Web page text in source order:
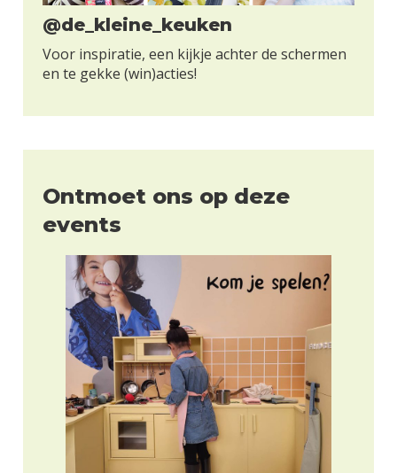
@de_kleine_keuken
Voor inspiratie, een kijkje achter de schermen
en te gekke (win)acties!
Ontmoet ons op deze
events